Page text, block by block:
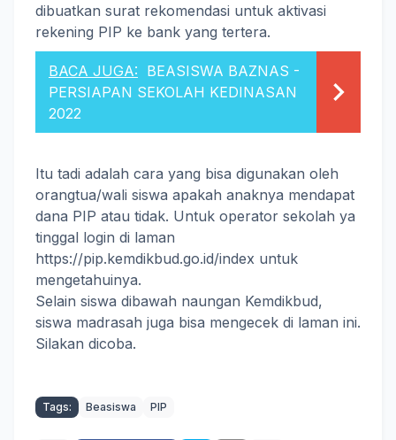
dibuatkan surat rekomendasi untuk aktivasi
rekening PIP ke bank yang tertera.
BACA JUGA: BEASISWA BAZNAS -
PERSIAPAN SEKOLAH KEDINASAN
2022
Itu tadi adalah cara yang bisa digunakan oleh
orangtua/wali siswa apakah anaknya mendapat
dana PIP atau tidak. Untuk operator sekolah ya
tinggal login di laman
https://pip.kemdikbud.go.id/index untuk
mengetahuinya.
Selain siswa dibawah naungan Kemdikbud,
siswa madrasah juga bisa mengecek di laman ini.
Silakan dicoba.
Tags: Beasiswa PIP